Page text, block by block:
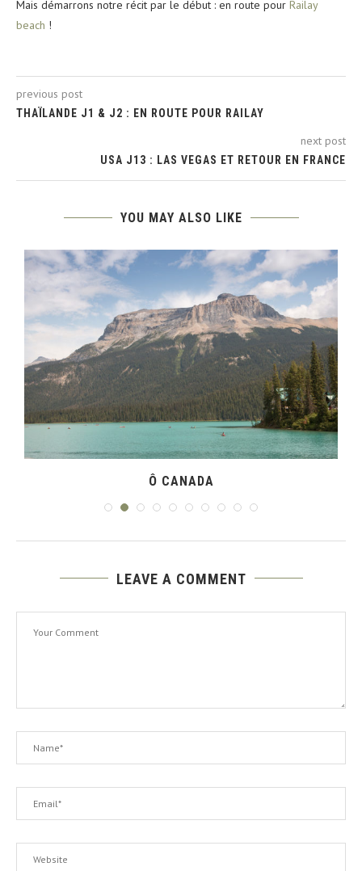
Mais démarrons notre récit par le début : en route pour Railay
beach !
previous post
THAÏLANDE J1 & J2 : EN ROUTE POUR RAILAY
next post
USA J13 : LAS VEGAS ET RETOUR EN FRANCE
YOU MAY ALSO LIKE
Ô CANADA
LEAVE A COMMENT